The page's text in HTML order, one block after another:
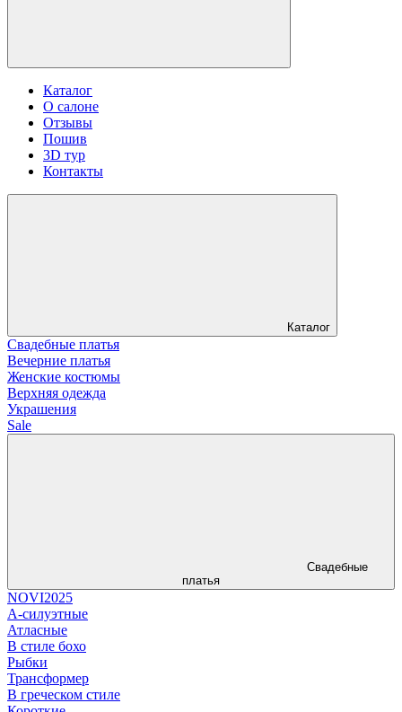
Каталог
О салоне
Отзывы
Пошив
3D тур
Контакты
Каталог
Свадебные платья
Вечерние платья
Женские костюмы
Верхняя одежда
Украшения
Sale
Свадебные
платья
NOVI2025
А-силуэтные
Атласные
В стиле бохо
Рыбки
Трансформер
В греческом стиле